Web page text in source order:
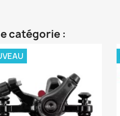
catégorie :